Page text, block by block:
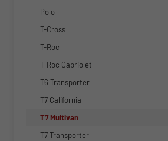
Polo
T-Cross
T-Roc
T-Roc Cabriolet
T6 Transporter
T7 California
T7 Multivan
T7 Transporter